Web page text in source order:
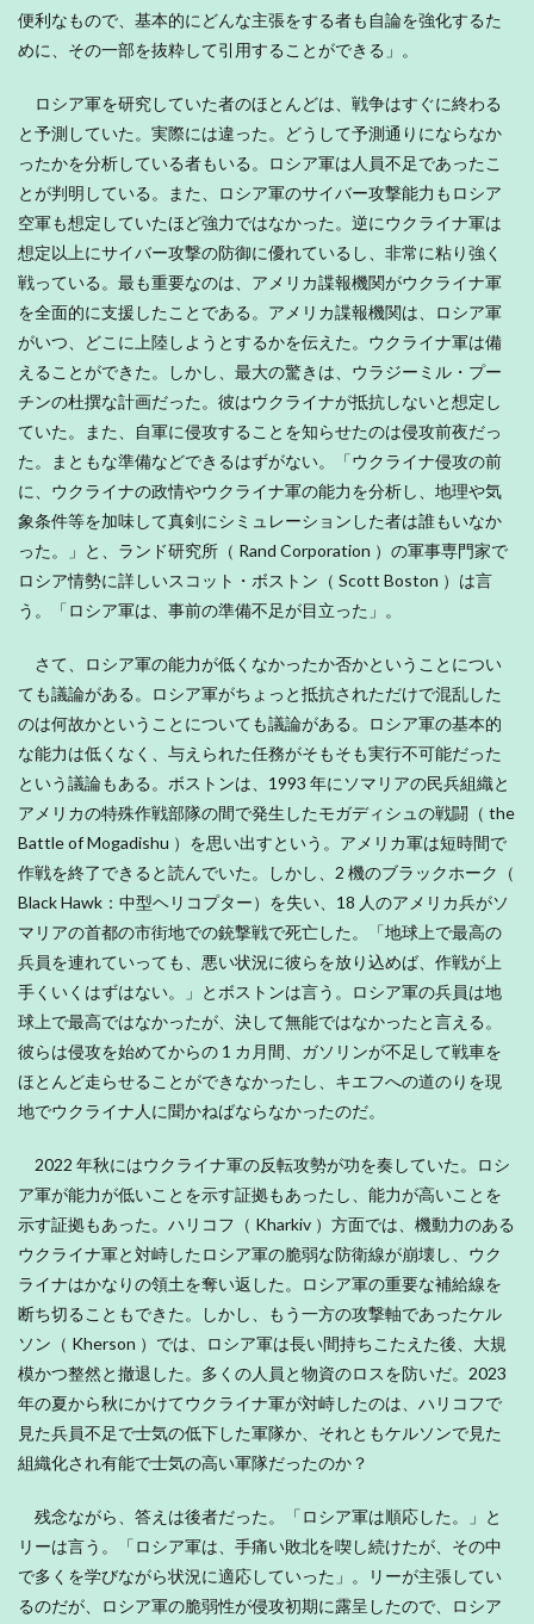
便利なもので、基本的にどんな主張をする者も自論を強化するた
めに、その一部を抜粋して引用することができる」。
ロシア軍を研究していた者のほとんどは、戦争はすぐに終わる
と予測していた。実際には違った。どうして予測通りにならなか
ったかを分析している者もいる。ロシア軍は人員不足であったこ
とが判明している。また、ロシア軍のサイバー攻撃能力もロシア
空軍も想定していたほど強力ではなかった。逆にウクライナ軍は
想定以上にサイバー攻撃の防御に優れているし、非常に粘り強く
戦っている。最も重要なのは、アメリカ諜報機関がウクライナ軍
を全面的に支援したことである。アメリカ諜報機関は、ロシア軍
がいつ、どこに上陸しようとするかを伝えた。ウクライナ軍は備
えることができた。しかし、最大の驚きは、ウラジーミル・プー
チンの杜撰な計画だった。彼はウクライナが抵抗しないと想定し
ていた。また、自軍に侵攻することを知らせたのは侵攻前夜だっ
た。まともな準備などできるはずがない。「ウクライナ侵攻の前
に、ウクライナの政情やウクライナ軍の能力を分析し、地理や気
象条件等を加味して真剣にシミュレーションした者は誰もいなか
った。」と、ランド研究所（ Rand Corporation ）の軍事専門家で
ロシア情勢に詳しいスコット・ボストン（ Scott Boston ）は言
う。「ロシア軍は、事前の準備不足が目立った」。
さて、ロシア軍の能力が低くなかったか否かということについ
ても議論がある。ロシア軍がちょっと抵抗されただけで混乱した
のは何故かということについても議論がある。ロシア軍の基本的
な能力は低くなく、与えられた任務がそもそも実行不可能だった
という議論もある。ボストンは、1993 年にソマリアの民兵組織と
アメリカの特殊作戦部隊の間で発生したモガディシュの戦闘（ the
Battle of Mogadishu ）を思い出すという。アメリカ軍は短時間で
作戦を終了できると読んでいた。しかし、2 機のブラックホーク（
Black Hawk：中型ヘリコプター）を失い、18 人のアメリカ兵がソ
マリアの首都の市街地での銃撃戦で死亡した。「地球上で最高の
兵員を連れていっても、悪い状況に彼らを放り込めば、作戦が上
手くいくはずはない。」とボストンは言う。ロシア軍の兵員は地
球上で最高ではなかったが、決して無能ではなかったと言える。
彼らは侵攻を始めてからの 1 カ月間、ガソリンが不足して戦車を
ほとんど走らせることができなかったし、キエフへの道のりを現
地でウクライナ人に聞かねばならなかったのだ。
2022 年秋にはウクライナ軍の反転攻勢が功を奏していた。ロシ
ア軍が能力が低いことを示す証拠もあったし、能力が高いことを
示す証拠もあった。ハリコフ（ Kharkiv ）方面では、機動力のある
ウクライナ軍と対峙したロシア軍の脆弱な防衛線が崩壊し、ウク
ライナはかなりの領土を奪い返した。ロシア軍の重要な補給線を
断ち切ることもできた。しかし、もう一方の攻撃軸であったケル
ソン（ Kherson ）では、ロシア軍は長い間持ちこたえた後、大規
模かつ整然と撤退した。多くの人員と物資のロスを防いだ。2023
年の夏から秋にかけてウクライナ軍が対峙したのは、ハリコフで
見た兵員不足で士気の低下した軍隊か、それともケルソンで見た
組織化され有能で士気の高い軍隊だったのか？
残念ながら、答えは後者だった。「ロシア軍は順応した。」と
リーは言う。「ロシア軍は、手痛い敗北を喫し続けたが、その中
で多くを学びながら状況に適応していった」。リーが主張してい
るのだが、ロシア軍の脆弱性が侵攻初期に露呈したので、ロシア